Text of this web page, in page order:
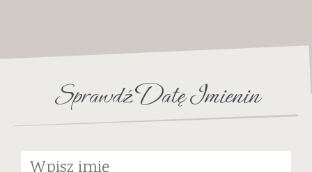
Sprawdź Datę Imienin